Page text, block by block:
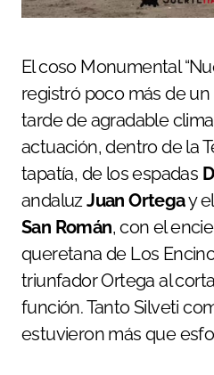
El coso Monumental
registró poco más de
tarde de agradable
actuación, dentro de la
tapatía, de los espadas
andaluzJuan Ortegay
San Román, con el
queretana de Los
triunfador Ortega al
función. Tanto Silveti
estuvieron más que